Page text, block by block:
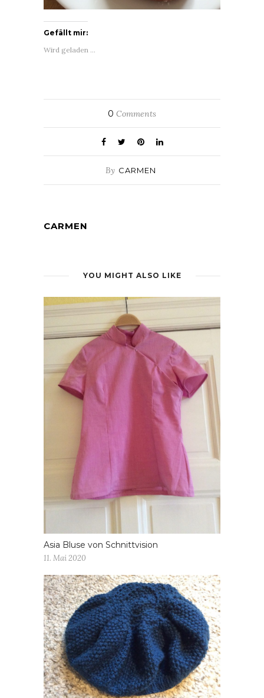
Gefällt mir:
Wird geladen …
0 Comments
By CARMEN
CARMEN
YOU MIGHT ALSO LIKE
Asia Bluse von Schnittvision
11. Mai 2020